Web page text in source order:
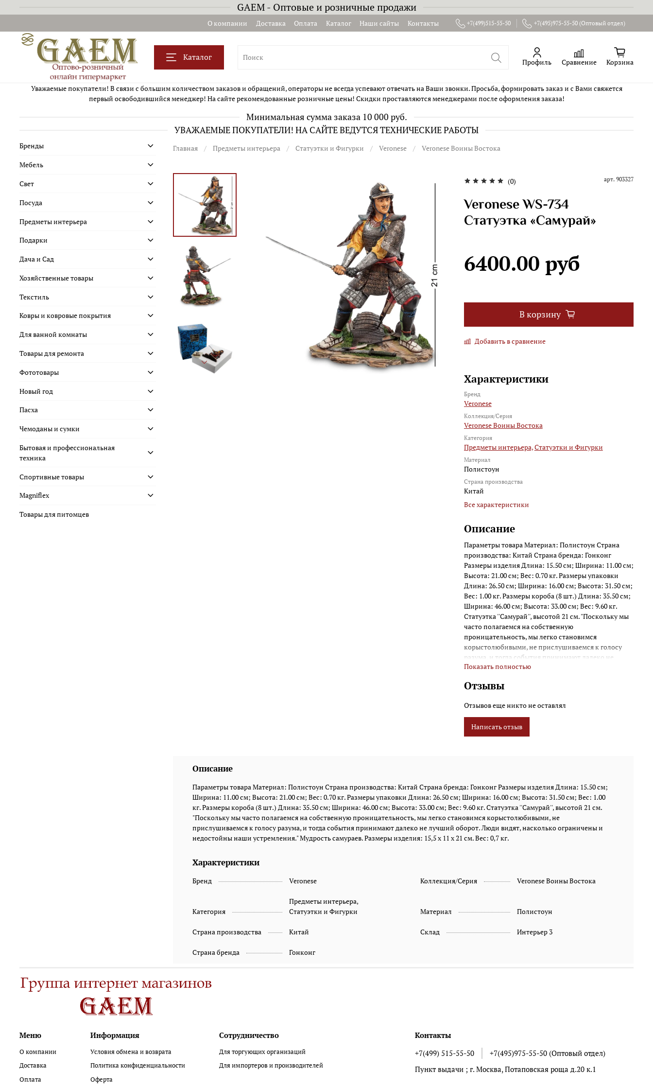
GAEM - Оптовые и розничные продажи
О компании Доставка Оплата Каталог Наши сайты Контакты +7(499)515-55-50 +7(495)975-55-50 (Оптовый отдел)
Каталог Профиль Сравнение Корзина
Уважаемые покупатели! В связи с большим количеством заказов и обращений, операторы не всегда успевают отвечать на Ваши звонки. Просьба, формировать заказ и с Вами свяжется
первый освободившийся менеджер! На сайте рекомендованные розничные цены! Скидки проставляются менеджерами после оформления заказа!
Минимальная сумма заказа 10 000 руб.
УВАЖАЕМЫЕ ПОКУПАТЕЛИ! НА САЙТЕ ВЕДУТСЯ ТЕХНИЧЕСКИЕ РАБОТЫ
Главная Предметы интерьера Статуэтки и Фигурки Veronese Veronese Воины Востока
(0) арт. 903327
Veronese WS-734
Статуэтка «Самурай»
6400.00 руб
В корзину
Добавить в сравнение
Характеристики
Бренд
Veronese
Коллекция/Серия
Veronese Воины Востока
Категория
Предметы интерьера,Статуэтки и Фигурки
Материал
Полистоун
Страна производства
Китай
Все характеристики
Описание
Параметры товара Материал: Полистоун Страна
производства: Китай Страна бренда: Гонконг
Размеры изделия Длина: 15.50 см; Ширина: 11.00 см;
Высота: 21.00 см; Вес: 0.70 кг. Размеры упаковки
Длина: 26.50 см; Ширина: 16.00 см; Высота: 31.50 см;
Вес: 1.00 кг. Размеры короба (8 шт.) Длина: 35.50 см;
Ширина: 46.00 см; Высота: 33.00 см; Вес: 9.60 кг.
Статуэтка ''Самурай'', высотой 21 см. "Поскольку мы
часто полагаемся на собственную
проницательность, мы легко становимся
корыстолюбивыми, не прислушиваемся к голосу
разума, и тогда события принимают далеко не
лучший оборот. Люди видят, насколько ограничены
самураев. Размеры изделия: 15,5 x 11 x 21 см. Вес: 0,7
Показать полностью
Отзывы
Отзывов еще никто не оставлял
Написать отзыв
Описание
Параметры товара Материал: Полистоун Страна производства: Китай Страна бренда: Гонконг Размеры изделия Длина: 15.50 см;
Ширина: 11.00 см; Высота: 21.00 см; Вес: 0.70 кг. Размеры упаковки Длина: 26.50 см; Ширина: 16.00 см; Высота: 31.50 см; Вес: 1.00
кг. Размеры короба (8 шт.) Длина: 35.50 см; Ширина: 46.00 см; Высота: 33.00 см; Вес: 9.60 кг. Статуэтка ''Самурай'', высотой 21 см.
"Поскольку мы часто полагаемся на собственную проницательность, мы легко становимся корыстолюбивыми, не
прислушиваемся к голосу разума, и тогда события принимают далеко не лучший оборот. Люди видят, насколько ограничены и
недостойны наши устремления." Мудрость самураев. Размеры изделия: 15,5 x 11 x 21 см. Вес: 0,7 кг.
Характеристики
Бренд Veronese Коллекция/Серия Veronese Воины Востока
Категория
Предметы интерьера,
Статуэтки и Фигурки
Материал Полистоун
Страна производства Китай Склад Интерьер 3
Страна бренда Гонконг
Бренды
Мебель
Свет
Посуда
Предметы интерьера
Подарки
Дача и Сад
Хозяйственные товары
Текстиль
Ковры и ковровые покрытия
Для ванной комнаты
Товары для ремонта
Фототовары
Новый год
Пасха
Чемоданы и сумки
Бытовая и профессиональная
техника
Спортивные товары
Magniflex
Товары для питомцев
Меню
О компании
Доставка
Оплата
Информация
Условия обмена и возврата
Политика конфиденциальности
Оферта
Сотрудничество
Для торгующих организаций
Для импортеров и производителей
Контакты
+7(499) 515-55-50
+7(495)975-55-50 (Оптовый отдел)
Пункт выдачи ; г. Москва, Потаповская роща д.20 к.1